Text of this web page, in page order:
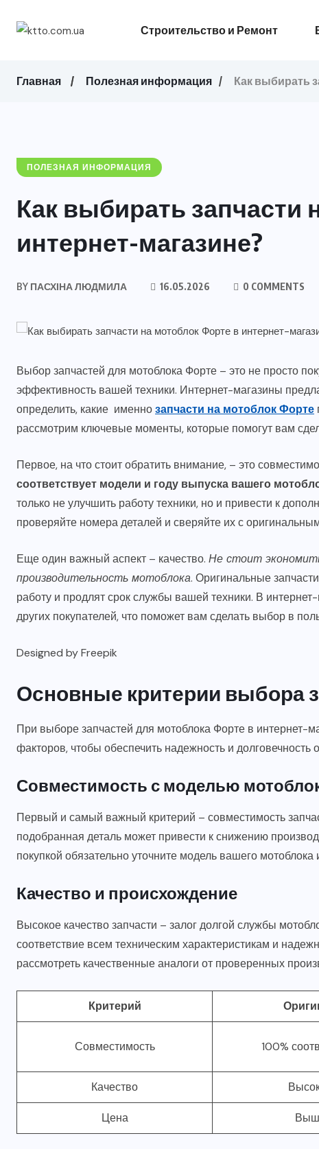
Строительство и Ремонт
Главная Полезная информация Как выбирать
ПОЛЕЗНАЯ ИНФОРМАЦИЯ
Как выбирать запчасти
интернет-магазине?
BY ПАСХІНА ЛЮДМИЛА 16.05.2026 0 COMMENTS
Выбор запчастей для мотоблока Форте – это не просто
эффективность вашей техники. Интернет-магазины
определить, какие именнозапчасти на мотоблок Форте
рассмотрим ключевые моменты, которые помогут вам
Первое, на что стоит обратить внимание, – это
соответствует модели и году выпуска вашего
только не улучшить работу техники, но и привести к
проверяйте номера деталей и сверяйте их с
Еще один важный аспект – качество. Не стоит
производительность мотоблока. Оригинальные
работу и продлят срок службы вашей техники. В
других покупателей, что поможет вам сделать выбор в
Designed by Freepik
Основные критерии выбора
При выборе запчастей для мотоблока Форте в интернет-
факторов, чтобы обеспечить надежность и долговечность
Совместимость с моделью
Первый и самый важный критерий – совместимость
подобранная деталь может привести к снижению
покупкой обязательно уточните модель вашего мотоблока
Качество и происхождение
Высокое качество запчасти – залог долгой службы
соответствие всем техническим характеристикам и
рассмотреть качественные аналоги от проверенных
Критерий
Совместимость 100%
Качество
Цена